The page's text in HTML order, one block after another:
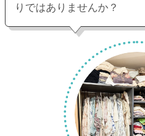
りではありませんか？